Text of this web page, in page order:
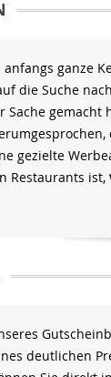
anfangs ganze
die Suche
Sache gemacht
gezielte
Restaurants ist,
deutlichen